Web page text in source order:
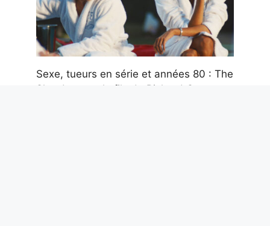
Sexe, tueurs en série et années 80 : The
Shards, avec le fils de Richard Gere, est